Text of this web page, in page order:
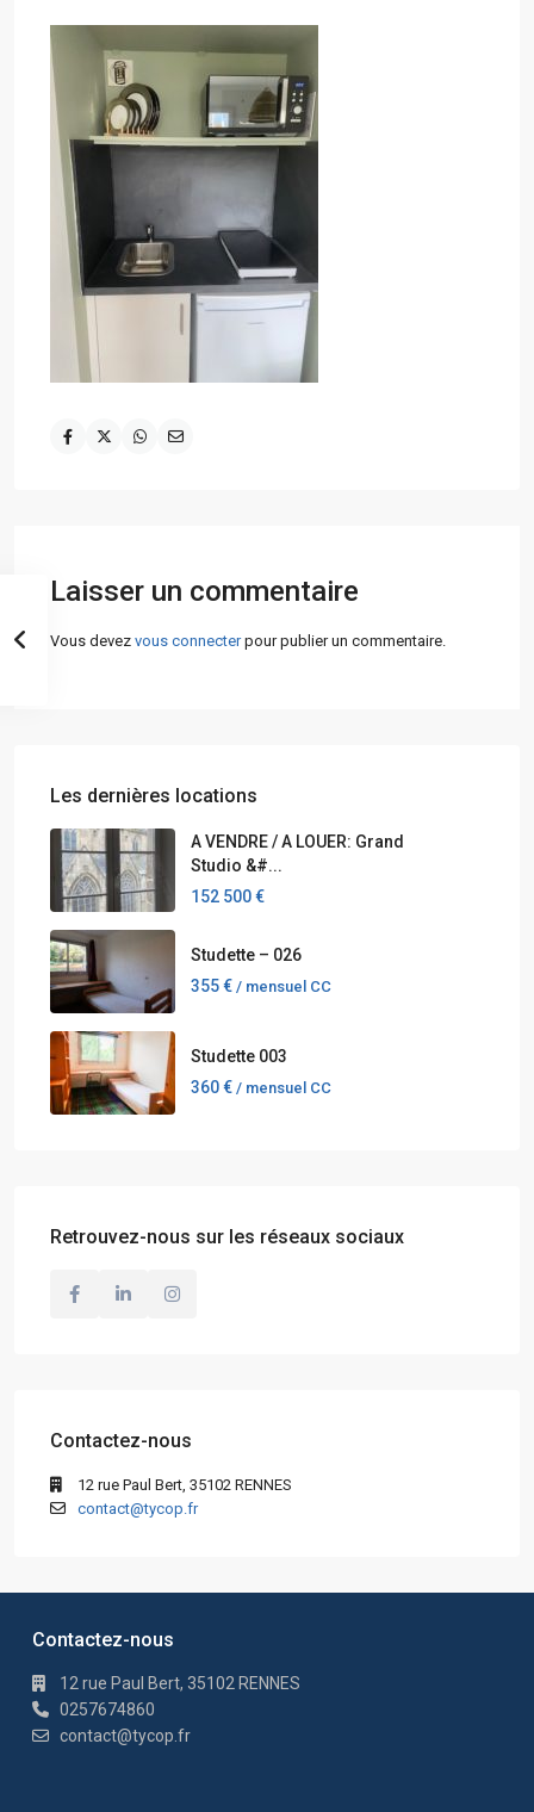
Laisser un commentaire
Vous devez vous connecterpour publier un commentaire.
Les dernières locations
A VENDRE / A LOUER: Grand
Studio &#...
152 500 €
Studette – 026
355 € / mensuel CC
Studette 003
360 € / mensuel CC
Retrouvez-nous sur les réseaux sociaux
Contactez-nous
12 rue Paul Bert, 35102 RENNES
contact@tycop.fr
Contactez-nous
12 rue Paul Bert, 35102 RENNES
0257674860
contact@tycop.fr